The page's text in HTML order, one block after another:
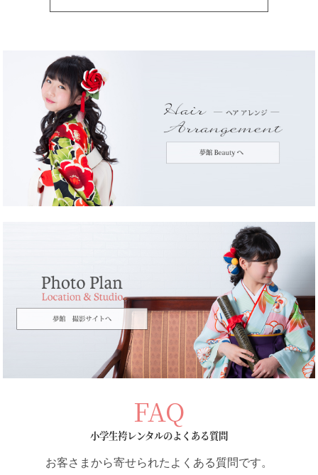
FAQ
小学生袴レンタルのよくある質問
お客さまから寄せられたよくある質問です。